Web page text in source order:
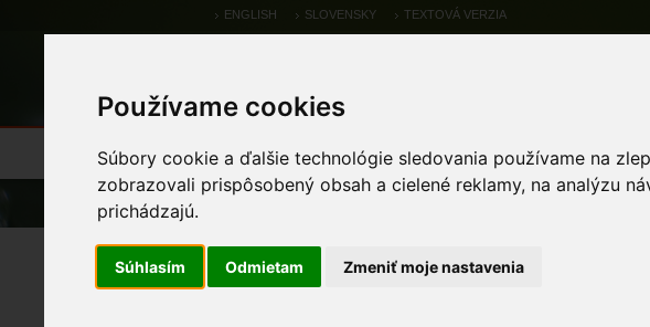
Používame cookies
Súbory cookie a ďalšie technológie sledovania používame na
zobrazovali prispôsobený obsah a cielené reklamy, na analýzu
prichádzajú.
Súhlasím Odmietam Zmeniť moje nastavenia
ENGLISH SLOVENSKY TEXTOVÁ VERZIA
Výsledky monitoringu Pozorovania a výskytové dáta Atlas
dušovka alpínska